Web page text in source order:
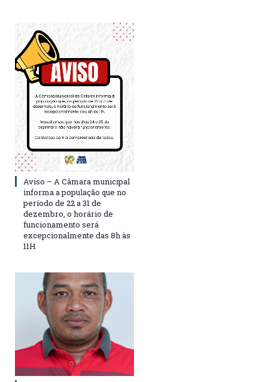
Aviso – A Câmara municipal
informa a população que no
período de 22 a 31 de
dezembro, o horário de
funcionamento será
excepcionalmente das 8h às
11H